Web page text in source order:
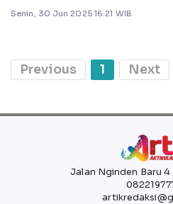
Senin, 30 Jun 2025 16:21 WIB
Previous 1 Next
Jalan Nginden Baru 4